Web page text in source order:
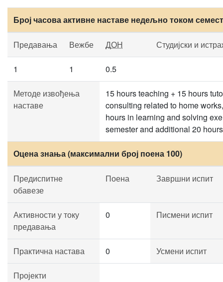
Број часова активне наставе недељно током
Предавања Вежбе ДОН Студијски и
1 1 0.5
Методе извођења
наставе
15 hours teaching + 15 hours
consulting related to home
hours in learning and solving
semester and additional 20
Оцена знања (максимални број поена 100)
Предиспитне
обавезе
Поена Завршни испит
Активности у току
предавања
0 Писмени испит
Практична настава 0 Усмени испит
Пројекти